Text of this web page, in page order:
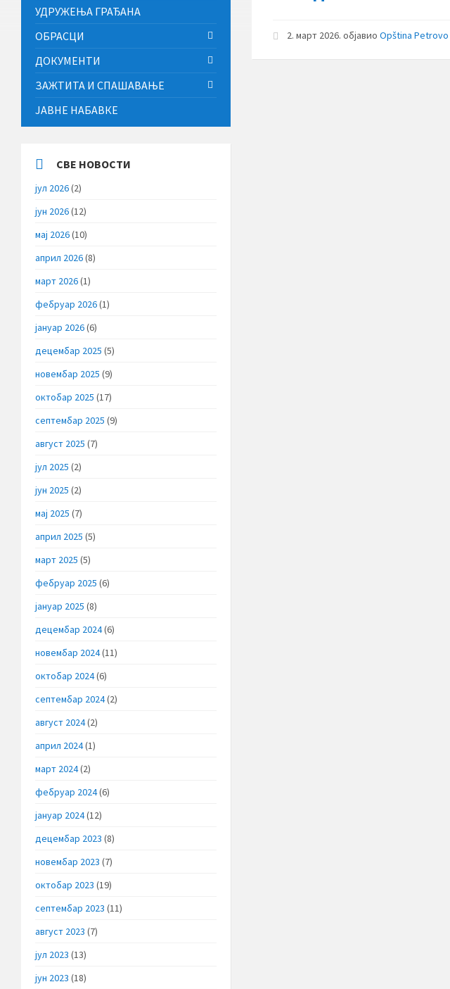
2. март 2026.објавиоOpština Petrovo
УДРУЖЕЊА ГРАЂАНА
ОБРАСЦИ
ДОКУМЕНТИ
ЗАЖТИТА И СПАШАВАЊЕ
ЈАВНЕ НАБАВКЕ
СВЕ НОВОСТИ
јул 2026(2)
јун 2026(12)
мај 2026(10)
април 2026(8)
март 2026(1)
фебруар 2026(1)
јануар 2026(6)
децембар 2025 (5)
новембар 2025 (9)
октобар 2025 (17)
септембар 2025 (9)
август 2025 (7)
јул 2025 (2)
јун 2025 (2)
мај 2025 (7)
април 2025 (5)
март 2025 (5)
фебруар 2025 (6)
јануар 2025 (8)
децембар 2024(6)
новембар 2024(11)
октобар 2024(6)
септембар 2024(2)
август 2024(2)
април 2024(1)
март 2024(2)
фебруар 2024(6)
јануар 2024(12)
децембар 2023 (8)
новембар 2023 (7)
октобар 2023 (19)
септембар 2023 (11)
август 2023 (7)
јул 2023 (13)
јун 2023 (18)